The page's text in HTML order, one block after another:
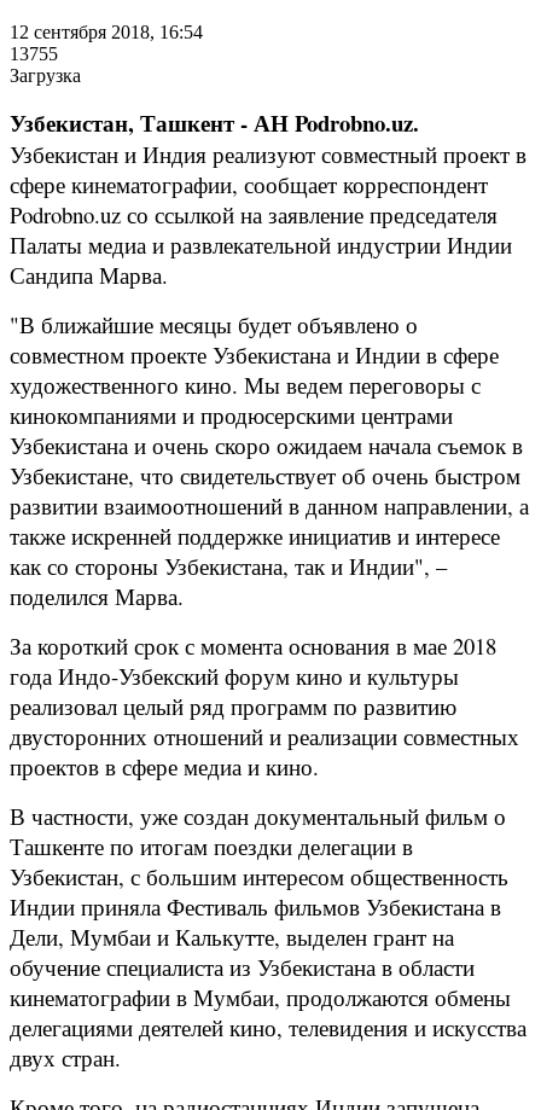
12 сентября 2018, 16:54
13755
Загрузка
Узбекистан, Ташкент - АН Podrobno.uz.
Узбекистан и Индия реализуют совместный проект в
сфере кинематографии, сообщает корреспондент
Podrobno.uz со ссылкой на заявление председателя
Палаты медиа и развлекательной индустрии Индии
Сандипа Марва.
"В ближайшие месяцы будет объявлено о
совместном проекте Узбекистана и Индии в сфере
художественного кино. Мы ведем переговоры с
кинокомпаниями и продюсерскими центрами
Узбекистана и очень скоро ожидаем начала съемок в
Узбекистане, что свидетельствует об очень быстром
развитии взаимоотношений в данном направлении, а
также искренней поддержке инициатив и интересе
как со стороны Узбекистана, так и Индии", –
поделился Марва.
За короткий срок с момента основания в мае 2018
года Индо-Узбекский форум кино и культуры
реализовал целый ряд программ по развитию
двусторонних отношений и реализации совместных
проектов в сфере медиа и кино.
В частности, уже создан документальный фильм о
Ташкенте по итогам поездки делегации в
Узбекистан, с большим интересом общественность
Индии приняла Фестиваль фильмов Узбекистана в
Дели, Мумбаи и Калькутте, выделен грант на
обучение специалиста из Узбекистана в области
кинематографии в Мумбаи, продолжаются обмены
делегациями деятелей кино, телевидения и искусства
двух стран.